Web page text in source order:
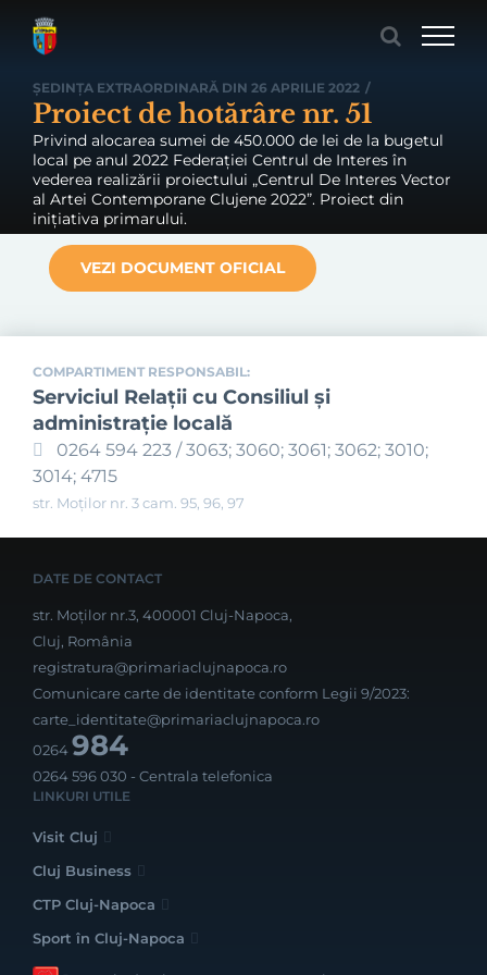
ȘEDINȚA EXTRAORDINARĂ DIN 26 APRILIE 2022 /
Proiect de hotărâre nr. 51
Privind alocarea sumei de 450.000 de lei de la bugetul
local pe anul 2022 Federației Centrul de Interes în
vederea realizării proiectului „Centrul De Interes Vector
al Artei Contemporane Clujene 2022”. Proiect din
inițiativa primarului.
VEZI DOCUMENT OFICIAL
COMPARTIMENT RESPONSABIL:
Serviciul Relaţii cu Consiliul şi
administraţie locală
0264 594 223 / 3063; 3060; 3061; 3062; 3010;
3014; 4715
str. Moților nr. 3 cam. 95, 96, 97
DATE DE CONTACT
str. Moților nr.3, 400001 Cluj-Napoca,
Cluj, România
registratura@primariaclujnapoca.ro
Comunicare carte de identitate conform Legii 9/2023:
carte_identitate@primariaclujnapoca.ro
0264984
0264 596 030 - Centrala telefonica
LINKURI UTILE
Visit Cluj
Cluj Business
CTP Cluj-Napoca
Sport în Cluj-Napoca